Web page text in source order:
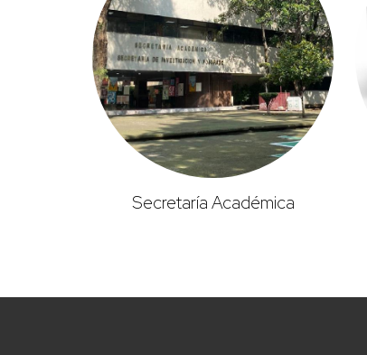
Secretaría Académica